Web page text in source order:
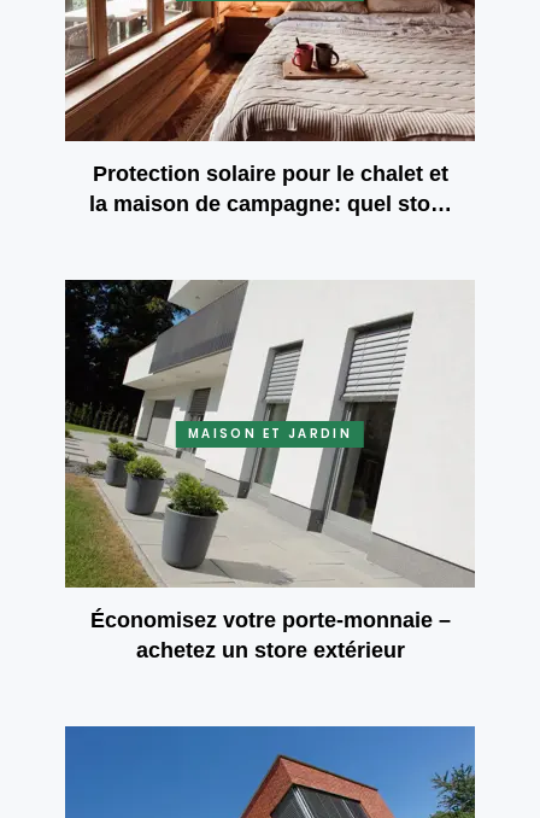
Protection solaire pour le chalet et
la maison de campagne: quel store
MAISON ET JARDIN
Économisez votre porte-monnaie –
achetez un store extérieur